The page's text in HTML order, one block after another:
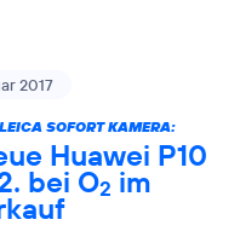
2017
SOFORT KAMERA:
Huawei P10
bei O2 im